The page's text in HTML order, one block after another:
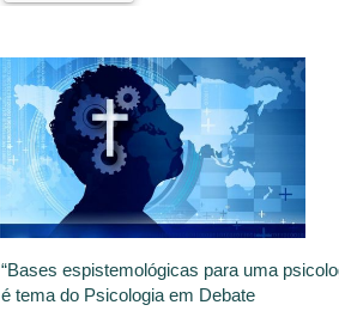
“Bases espistemológicas para uma
é tema do Psicologia em Debate